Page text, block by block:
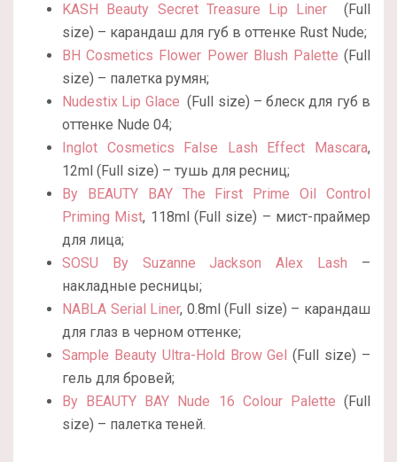
KASH Beauty Secret Treasure Lip Liner (Full
size) – карандаш для губ в оттенке Rust Nude;
BH Cosmetics Flower Power Blush Palette (Full
size) – палетка румян;
Nudestix Lip Glace (Full size) – блеск для губ в
оттенке Nude 04;
Inglot Cosmetics False Lash Effect Mascara,
12ml (Full size) – тушь для ресниц;
By BEAUTY BAY The First Prime Oil Control
Priming Mist, 118ml (Full size) – мист-праймер
для лица;
SOSU By Suzanne Jackson Alex Lash –
накладные ресницы;
NABLA Serial Liner, 0.8ml (Full size) – карандаш
для глаз в черном оттенке;
Sample Beauty Ultra-Hold Brow Gel (Full size) –
гель для бровей;
By BEAUTY BAY Nude 16 Colour Palette (Full
size) – палетка теней.